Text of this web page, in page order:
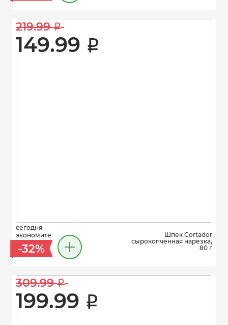
219.99 i
149.99 i
сегодня
экономите
-32%
Шпек Cortador
сырокопченная нарезка,
80 г
309.99 i
199.99 i